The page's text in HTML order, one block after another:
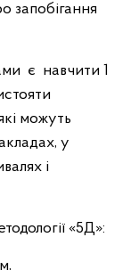
запобігання
є навчити 1
можуть
у
і
«5Д»: